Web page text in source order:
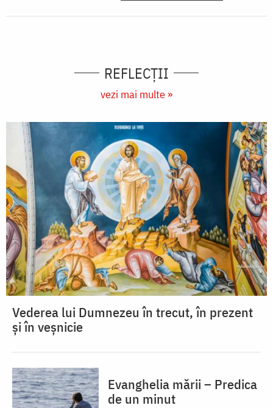
REFLECȚII
vezi mai multe »
Vederea lui Dumnezeu în trecut, în prezent
și în veșnicie
Evanghelia mării – Predica
de un minut